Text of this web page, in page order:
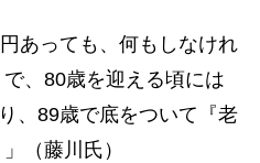
あっても、何もしなけれ
、80歳を迎える頃には
、89歳で底をついて『老
（藤川氏）